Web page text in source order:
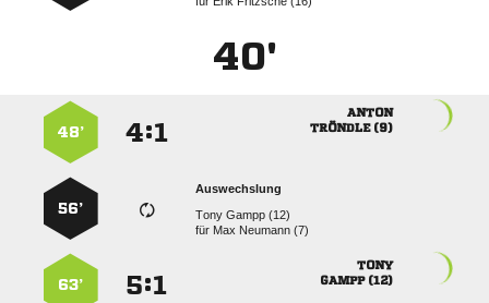
40'

 
:
48’
Auswechslung
  
für   
56’

 
:
63’